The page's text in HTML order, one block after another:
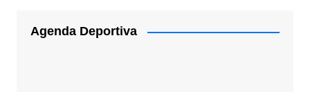
Agenda Deportiva